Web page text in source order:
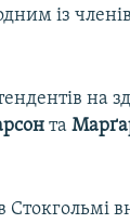
із
на
та